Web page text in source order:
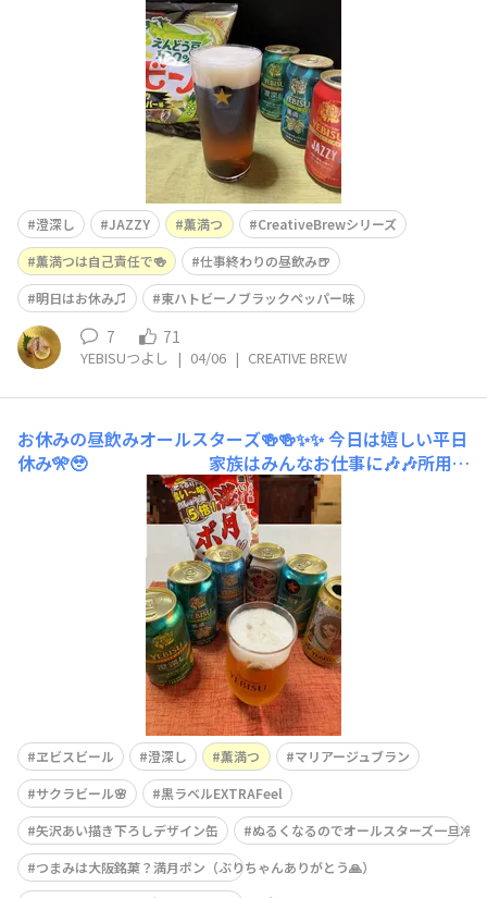
澄深し JAZZY 薫満つ
CreativeBrewシリーズ
薫満つは自己責任で🍻
仕事終わりの昼飲み🍺
明日はお休み♫
東ハトビーノブラックペッパー味
7 71
YEBISUつよし | 04/06 | CREATIVE BREW
お休みの昼飲みオールスターズ🍻🍻✨✨今日は嬉しい平日
休み🎌🥹 家族はみんなお仕事に🎶🎶所用も
午前中でさっさと済ませ ルンルン♬気分で帰
宅🏠 ポカポカ陽気でかいた汗を流す
べく （全然かいてないけど😝💦）
昼間から風呂にお湯張り温泉♨️の素投入！ （ちなみに今
日は城崎温泉♨️でした🤭）
ヱビスビール 澄深し 薫満つ
マリアージュブラン
サクラビール🌸
黒ラベルEXTRAFeel
矢沢あい描き下ろしデザイン缶
ぬるくなるのでオールスターズ一旦冷
つまみは大阪銘菓？満月ポン（ぶりちゃんありがとう🙏）